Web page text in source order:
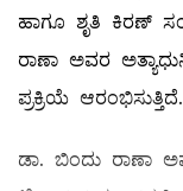
ಹಾಗೂ ಶೃತಿ ಕಿರಣ್‌
ರಾಣಾ ಅವರ
ಪ್ರಕ್ರಿಯೆ ಆರಂಭಿಸುತ್ತಿದೆ.
ಡಾ. ಬಿಂದು ರಾಣಾ